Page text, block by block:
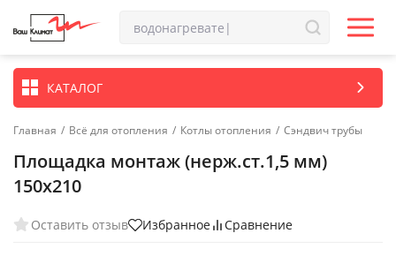
КАТАЛОГ
Главная / Всё для отопления / Котлы отопления / Сэндвич трубы
Площадка монтаж (нерж.ст.1,5 мм)
150х210
Оставить отзыв Избранное Сравнение